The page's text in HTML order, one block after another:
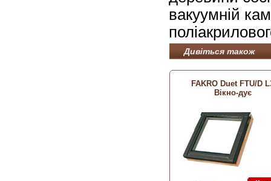
вакуумній
Дивіться також
FAKRO Duet FTU/D
Вікно-дує